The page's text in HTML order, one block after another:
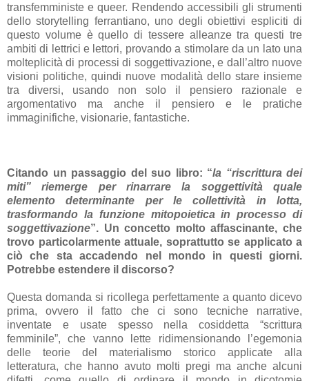
transfemministe e queer. Rendendo accessibili gli strumenti
dello storytelling ferrantiano, uno degli obiettivi espliciti di
questo volume è quello di tessere alleanze tra questi tre
ambiti di lettrici e lettori, provando a stimolare da un lato una
molteplicità di processi di soggettivazione, e dall’altro nuove
visioni politiche, quindi nuove modalità dello stare insieme
tra diversi, usando non solo il pensiero razionale e
argomentativo ma anche il pensiero e le pratiche
immaginifiche, visionarie, fantastiche.
Citando un passaggio del suo libro: “la “riscrittura dei
miti” riemerge per rinarrare la soggettività quale
elemento determinante per le collettività in lotta,
trasformando la funzione mitopoietica in processo di
soggettivazione”. Un concetto molto affascinante, che
trovo particolarmente attuale, soprattutto se applicato a
ciò che sta accadendo nel mondo in questi giorni.
Potrebbe estendere il discorso?
Questa domanda si ricollega perfettamente a quanto dicevo
prima, ovvero il fatto che ci sono tecniche narrative,
inventate e usate spesso nella cosiddetta “scrittura
femminile”, che vanno lette ridimensionando l’egemonia
delle teorie del materialismo storico applicate alla
letteratura, che hanno avuto molti pregi ma anche alcuni